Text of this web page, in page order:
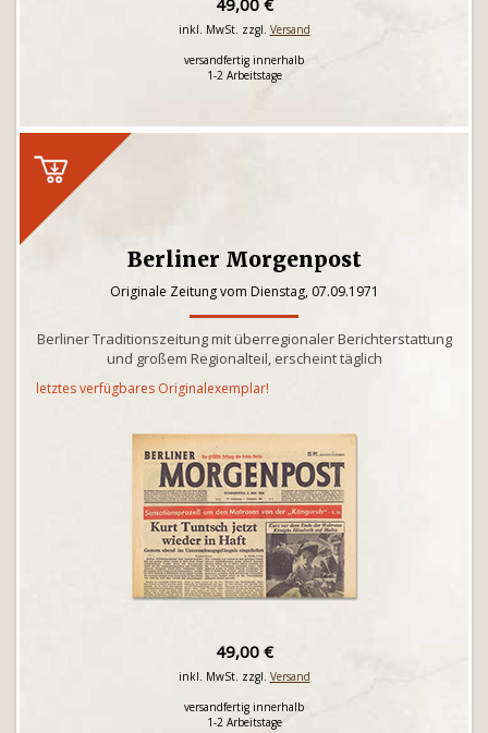
49,00 €
inkl. MwSt. zzgl. Versand
versandfertig innerhalb
1-2 Arbeitstage
Berliner Morgenpost
Originale Zeitung vom Dienstag, 07.09.1971
Berliner Traditionszeitung mit überregionaler Berichterstattung
und großem Regionalteil, erscheint täglich
letztes verfügbares Originalexemplar!
49,00 €
inkl. MwSt. zzgl. Versand
versandfertig innerhalb
1-2 Arbeitstage